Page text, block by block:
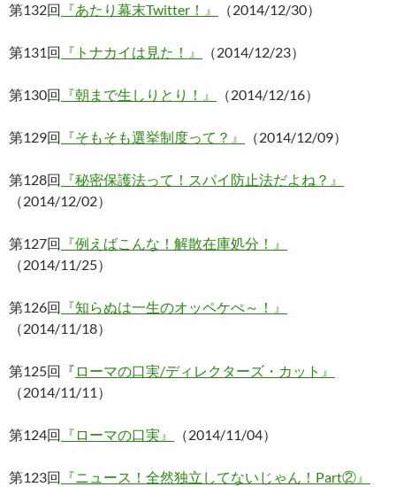
第132回 『あたり幕末Twitter！』 （2014/12/30）
第131回 『トナカイは見た！』 （2014/12/23）
第130回 『朝まで生しりとり！』 （2014/12/16）
第129回 『そもそも選挙制度って？』 （2014/12/09）
第128回 『秘密保護法って！スパイ防止法だよね？』
（2014/12/02）
第127回 『例えばこんな！解散在庫処分！』
（2014/11/25）
第126回 『知らぬは一生のオッペケぺ～！』
（2014/11/18）
第125回『 ローマの口実/ディレクターズ・カット』
（2014/11/11）
第124回 『ローマの口実』 （2014/11/04）
第123回 『ニュース！全然独立してないじゃん！Part②』